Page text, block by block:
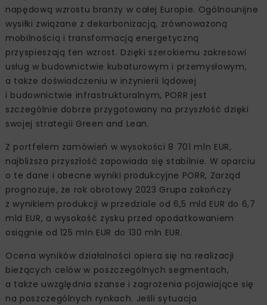
napędową wzrostu branży w całej Europie. Ogólnounijne
wysiłki związane z dekarbonizacją, zrównoważoną
mobilnością i transformacją energetyczną
przyspieszają ten wzrost. Dzięki szerokiemu zakresowi
usług w budownictwie kubaturowym i przemysłowym,
a także doświadczeniu w inżynierii lądowej
i budownictwie infrastrukturalnym, PORR jest
szczególnie dobrze przygotowany na przyszłość dzięki
swojej strategii Green and Lean.
Z portfelem zamówień w wysokości 8 701 mln EUR,
najbliższa przyszłość zapowiada się stabilnie. W oparciu
o te dane i obecne wyniki produkcyjne PORR, Zarząd
prognozuje, że rok obrotowy 2023 Grupa zakończy
z wynikiem produkcji w przedziale od 6,5 mld EUR do 6,7
mld EUR, a wysokość zysku przed opodatkowaniem
osiągnie od 125 mln EUR do 130 mln EUR.
Ocena wyników działalności opiera się na realizacji
bieżących celów w poszczególnych segmentach,
a także uwzględnia szanse i zagrożenia pojawiające się
na poszczególnych rynkach. Jeśli sytuacja